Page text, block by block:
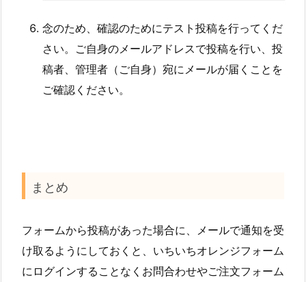
念のため、確認のためにテスト投稿を行ってくだ
さい。ご自身のメールアドレスで投稿を行い、投
稿者、管理者（ご自身）宛にメールが届くことを
ご確認ください。
まとめ
フォームから投稿があった場合に、メールで通知を受
け取るようにしておくと、いちいちオレンジフォーム
にログインすることなくお問合わせやご注文フォーム